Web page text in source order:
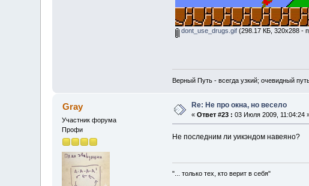
dont_use_drugs.gif (298.17 КБ, 320x288 -
Верный Путь - всегда узкий; очевидный
Gray
Участник форума
Профи
Re: Не про окна, но весело
«Ответ #23 : 03 Июля 2009, 11:04:24
Не последним ли уикэндом навеяно?
"... только тех, кто верит в себя"